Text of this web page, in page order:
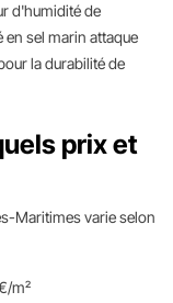
d'humidité de
en sel marin attaque
la durabilité de
prix et
Maritimes varie selon
m²